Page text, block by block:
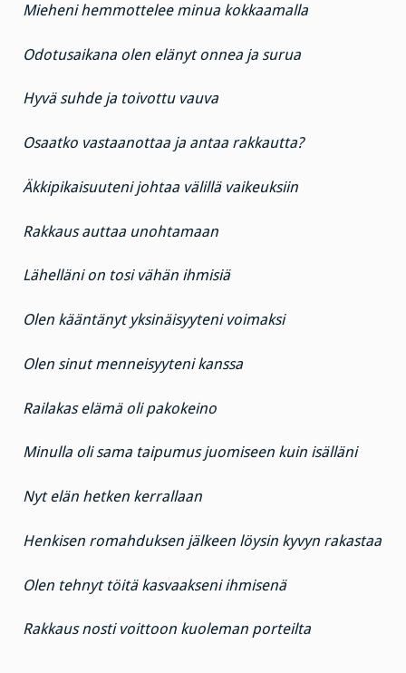
Mieheni hemmottelee minua kokkaamalla
Odotusaikana olen elänyt onnea ja surua
Hyvä suhde ja toivottu vauva
Osaatko vastaanottaa ja antaa rakkautta?
Äkkipikaisuuteni johtaa välillä vaikeuksiin
Rakkaus auttaa unohtamaan
Lähelläni on tosi vähän ihmisiä
Olen kääntänyt yksinäisyyteni voimaksi
Olen sinut menneisyyteni kanssa
Railakas elämä oli pakokeino
Minulla oli sama taipumus juomiseen kuin isälläni
Nyt elän hetken kerrallaan
Henkisen romahduksen jälkeen löysin kyvyn rakastaa
Olen tehnyt töitä kasvaakseni ihmisenä
Rakkaus nosti voittoon kuoleman porteilta